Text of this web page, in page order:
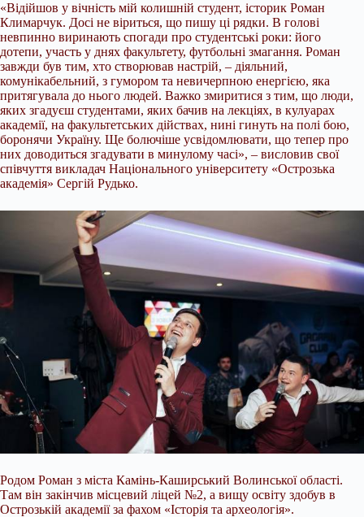
«Відійшов у вічність мій колишній студент, історик Роман
Климарчук. Досі не віриться, що пишу ці рядки. В голові
невпинно виринають спогади про студентські роки: його
дотепи, участь у днях факультету, футбольні змагання. Роман
завжди був тим, хто створював настрій, – діяльний,
комунікабельний, з гумором та невичерпною енергією, яка
притягувала до нього людей. Важко змиритися з тим, що люди,
яких згадуєш студентами, яких бачив на лекціях, в кулуарах
академії, на факультетських дійствах, нині гинуть на полі бою,
боронячи Україну. Ще болючіше усвідомлювати, що тепер про
них доводиться згадувати в минулому часі», – висловив свої
співчуття викладач Національного університету «Острозька
академія» Сергій Рудько.
Родом Роман з міста Камінь-Каширський Волинської області.
Там він закінчив місцевий ліцей №2, а вищу освіту здобув в
Острозькій академії за фахом «Історія та археологія».